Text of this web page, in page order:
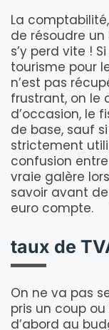
La
de résoudre un
s’y perd vite !
tourisme pour
n’est pas
frustrant, on le
d’occasion, le
de base, sauf
strictement
confusion
vraie galère
savoir avant
euro compte.
taux de
On ne va pas
pris un coup
d’abord au